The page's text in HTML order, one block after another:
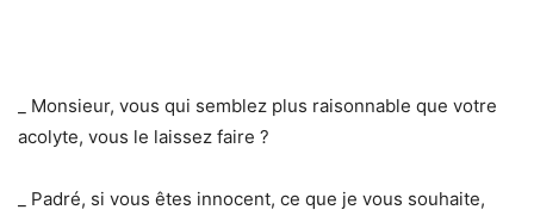
_ Monsieur, vous qui semblez plus raisonnable que votre
acolyte, vous le laissez faire ?
_ Padré, si vous êtes innocent, ce que je vous souhaite,